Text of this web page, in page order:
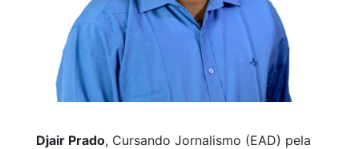
Djair Prado, Cursando Jornalismo (EAD) pela